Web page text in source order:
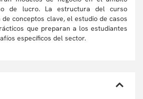
de lucro. La estructura del curso
conceptos clave, el estudio de casos
que preparan a los estudiantes
específicos del sector.